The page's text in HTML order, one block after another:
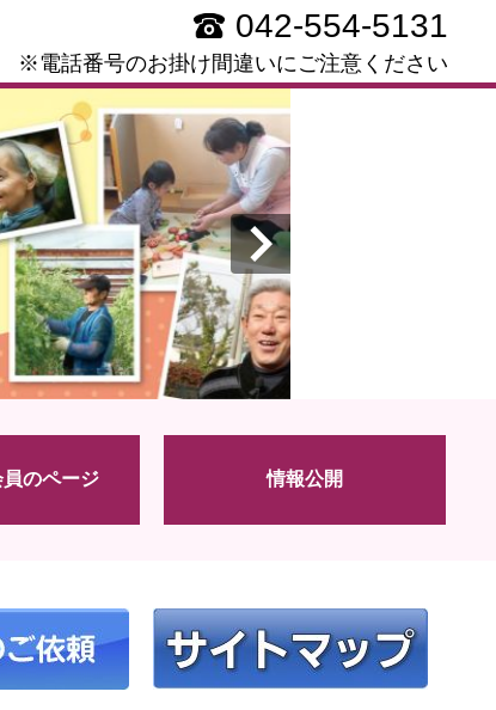
042-554-5131
※電話番号のお掛け間違いにご注意ください
のページ 情報公開